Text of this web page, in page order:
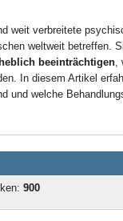
weit verbreitete
weltweit betreffen.
beeinträchtigen
In diesem Artikel
und welche
900